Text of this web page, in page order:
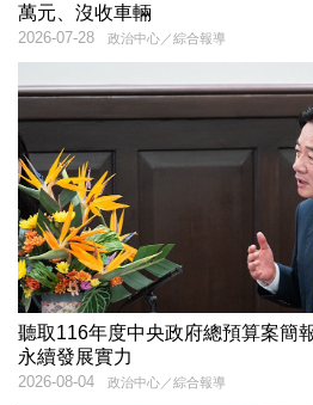
萬元、沒收車輛
政治中心／綜合報導
2026-07-28
聽取116年度中央政府總預算案
永續發展實力
政治中心／綜合報導
2026-08-04